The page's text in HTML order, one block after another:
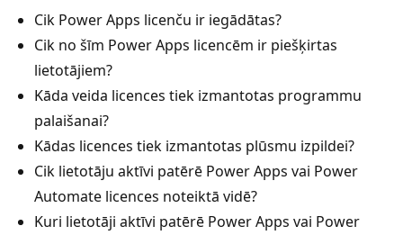
Cik Power Apps licenču ir iegādātas?
Cik no šīm Power Apps licencēm ir piešķirtas
lietotājiem?
Kāda veida licences tiek izmantotas programmu
palaišanai?
Kādas licences tiek izmantotas plūsmu izpildei?
Cik lietotāju aktīvi patērē Power Apps vai Power
Automate licences noteiktā vidē?
Kuri lietotāji aktīvi patērē Power Apps vai Power